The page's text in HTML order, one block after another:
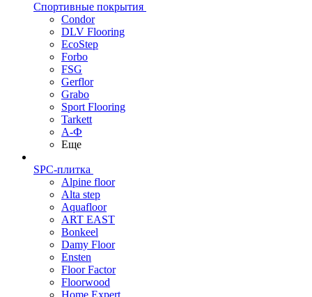
Спортивные покрытия
Condor
DLV Flooring
EcoStep
Forbo
FSG
Gerflor
Grabo
Sport Flooring
Tarkett
А-Ф
Еще
SPC-плитка
Alpine floor
Alta step
Aquafloor
ART EAST
Bonkeel
Damy Floor
Ensten
Floor Factor
Floorwood
Home Expert